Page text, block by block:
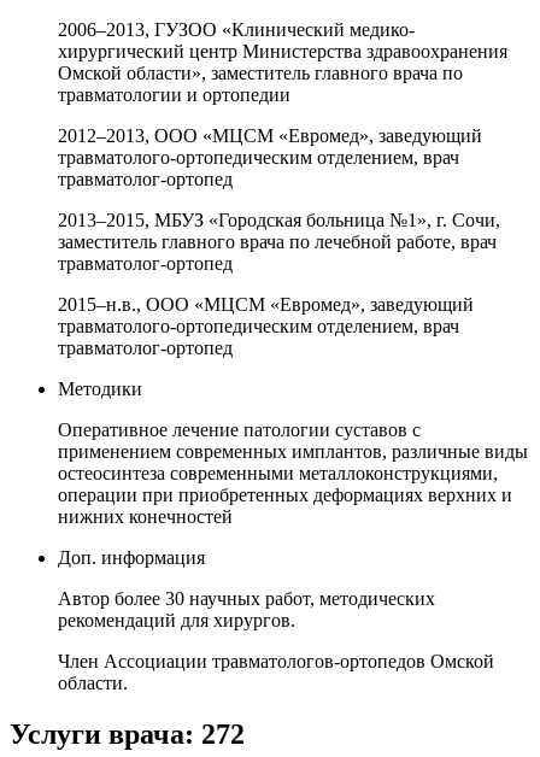
2006–2013, ГУЗОО «Клинический медико-
хирургический центр Министерства здравоохранения
Омской области», заместитель главного врача по
травматологии и ортопедии
2012–2013, ООО «МЦСМ «Евромед», заведующий
травматолого-ортопедическим отделением, врач
травматолог-ортопед
2013–2015, МБУЗ «Городская больница №1», г. Сочи,
заместитель главного врача по лечебной работе, врач
травматолог-ортопед
2015–н.в., ООО «МЦСМ «Евромед», заведующий
травматолого-ортопедическим отделением, врач
травматолог-ортопед
Методики
Оперативное лечение патологии суставов с
применением современных имплантов, различные виды
остеосинтеза современными металлоконструкциями,
операции при приобретенных деформациях верхних и
нижних конечностей
Доп. информация
Автор более 30 научных работ, методических
рекомендаций для хирургов.
Член Ассоциации травматологов-ортопедов Омской
области.
Услуги врача: 272